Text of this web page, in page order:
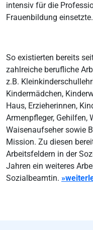
intensiv für die
Frauenbildung einsetzte.
So existierten bereits
zahlreiche berufliche
z.B.
Kindermädchen,
Haus, Erzieherinnen,
Armenpfleger, Gehilfen,
Waisenaufseher sowie
Mission. Zu diesen
Arbeitsfeldern in der
Jahren ein weiteres
Sozialbeamtin.